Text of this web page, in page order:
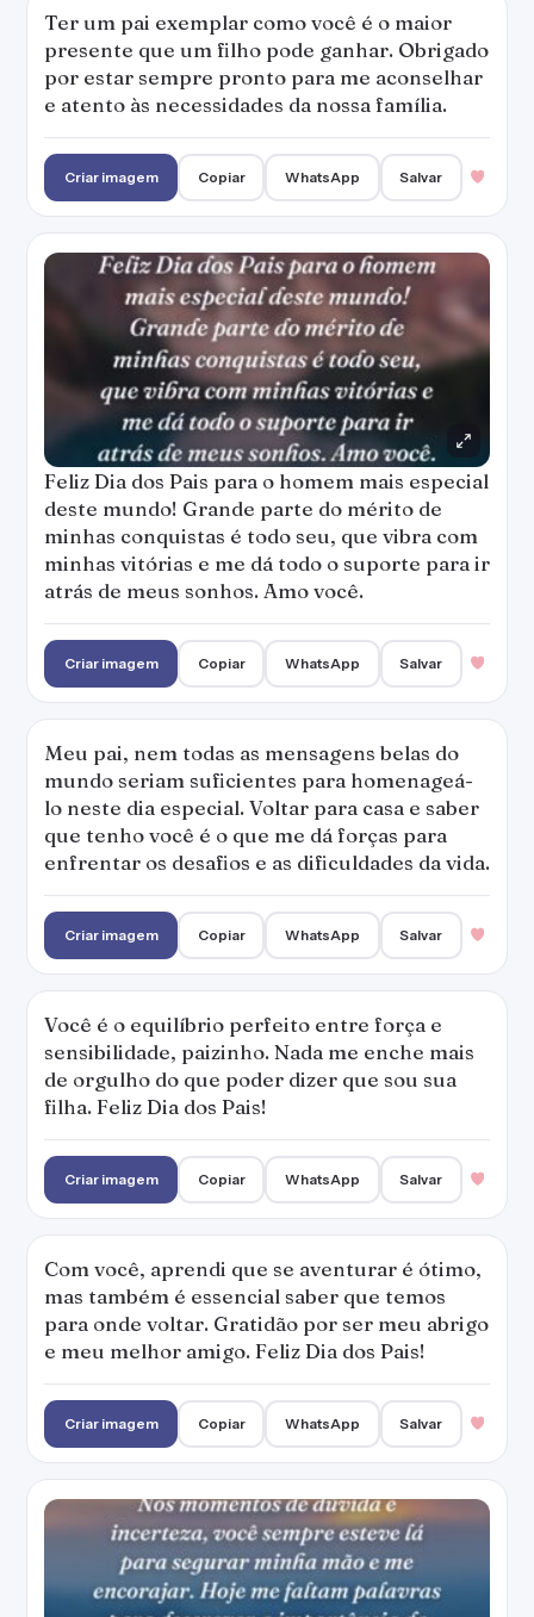
Ter um pai exemplar como você é o maior
presente que um filho pode ganhar. Obrigado
por estar sempre pronto para me aconselhar
e atento às necessidades da nossa família.
Criar imagem Copiar WhatsApp Salvar
Feliz Dia dos Pais para o homem mais especial
deste mundo! Grande parte do mérito de
minhas conquistas é todo seu, que vibra com
minhas vitórias e me dá todo o suporte para ir
atrás de meus sonhos. Amo você.
Criar imagem Copiar WhatsApp Salvar
Meu pai, nem todas as mensagens belas do
mundo seriam suficientes para homenageá-
lo neste dia especial. Voltar para casa e saber
que tenho você é o que me dá forças para
enfrentar os desafios e as dificuldades da vida.
Criar imagem Copiar WhatsApp Salvar
Você é o equilíbrio perfeito entre força e
sensibilidade, paizinho. Nada me enche mais
de orgulho do que poder dizer que sou sua
filha. Feliz Dia dos Pais!
Criar imagem Copiar WhatsApp Salvar
Com você, aprendi que se aventurar é ótimo,
mas também é essencial saber que temos
para onde voltar. Gratidão por ser meu abrigo
e meu melhor amigo. Feliz Dia dos Pais!
Criar imagem Copiar WhatsApp Salvar